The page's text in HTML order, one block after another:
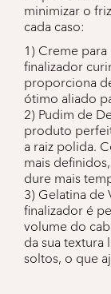
minimizar o
cada caso:
1) Creme
finalizador
proporciona
ótimo aliado
2) Pudim de
produto
a raiz polida.
mais
dure mais
3) Gelatina de
finalizador é
volume do
da sua textura
soltos, o que